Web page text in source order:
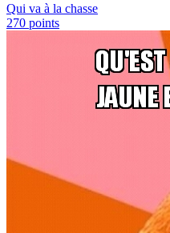
Qui va à la chasse
270 points